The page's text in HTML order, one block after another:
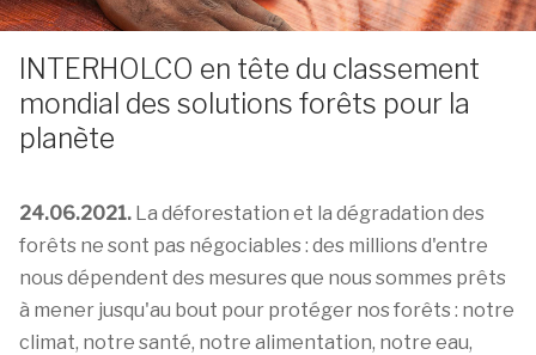
INTERHOLCO en tête du classement
mondial des solutions forêts pour la
planète
24.06.2021. La déforestation et la dégradation des
forêts ne sont pas négociables : des millions d'entre
nous dépendent des mesures que nous sommes prêts
à mener jusqu'au bout pour protéger nos forêts : notre
climat, notre santé, notre alimentation, notre eau,